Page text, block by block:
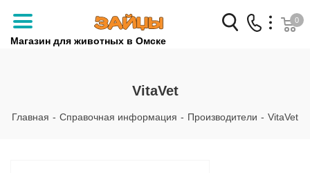
Магазин для животных в Омске
Заказать звонок
+7 (3812) 79-04-04
0
VitaVet
Главная - Справочная информация - Производители - VitaVet